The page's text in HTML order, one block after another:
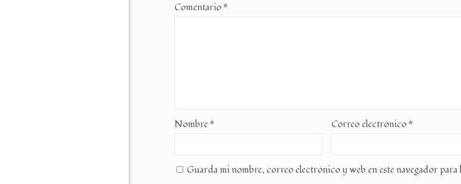
Comentario *
Nombre * Correo electrónico *
Guarda mi nombre, correo electrónico y web en este navegador